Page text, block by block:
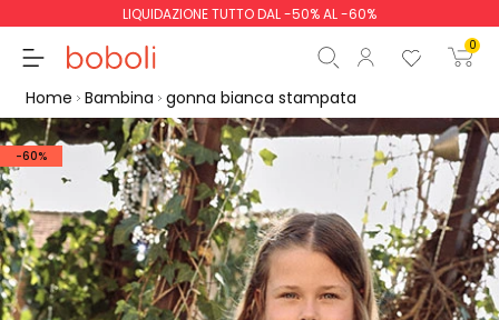
LIQUIDAZIONE TUTTO DAL -50% AL -60%
0
Totale parziale 0,00 €
Totale 0,00 €
Continua Inizio ordine
Home Bambina gonna bianca stampata
-60%